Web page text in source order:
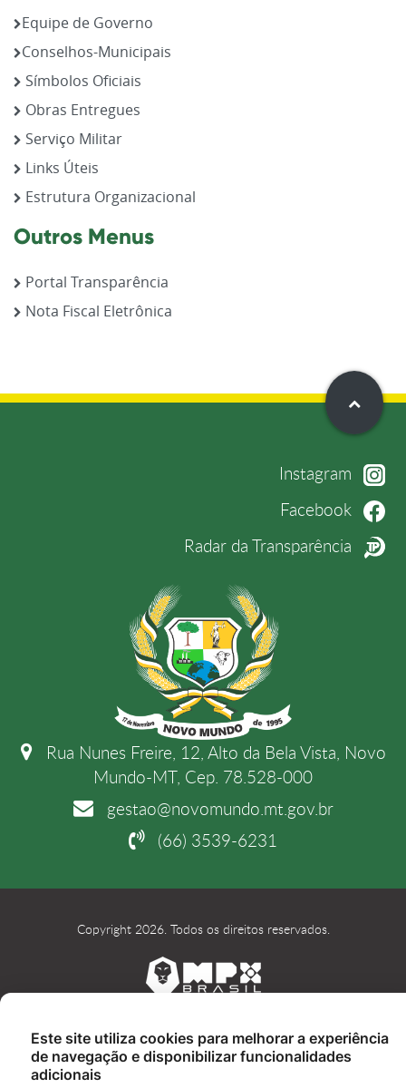
Equipe de Governo
Conselhos-Municipais
Símbolos Oficiais
Obras Entregues
Serviço Militar
Links Úteis
Estrutura Organizacional
Outros Menus
Portal Transparência
Nota Fiscal Eletrônica
Instagram
Facebook
Radar da Transparência
Rua Nunes Freire, 12, Alto da Bela Vista, Novo
Mundo-MT, Cep. 78.528-000
gestao@novomundo.mt.gov.br
(66) 3539-6231
Copyright 2026. Todos os direitos reservados.
Este site utiliza cookies para melhorar a experiência
de navegação e disponibilizar funcionalidades
adicionais